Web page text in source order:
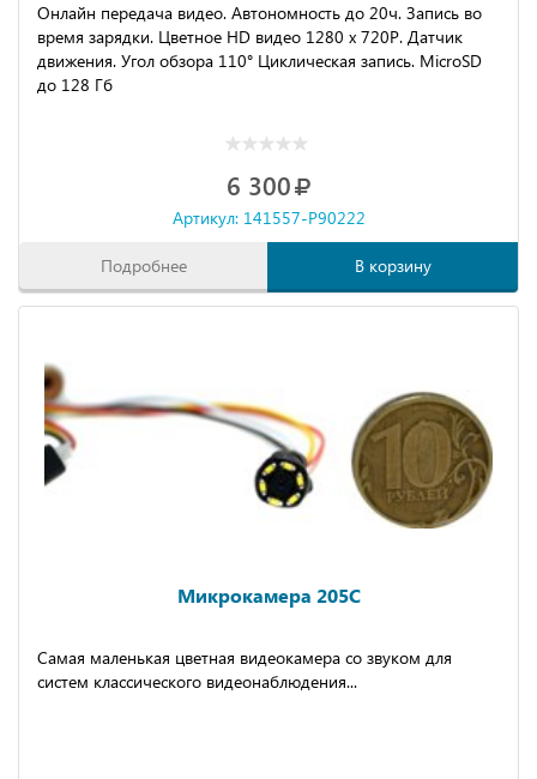
Онлайн передача видео. Автономность до 20ч. Запись во
время зарядки. Цветное HD видео 1280 х 720P. Датчик
движения. Угол обзора 110° Циклическая запись. MicroSD
до 128 Гб
6 300
Артикул: 141557-P90222
Подробнее В корзину
Микрокамера 205C
Самая маленькая цветная видеокамера со звуком для
систем классического видеонаблюдения...